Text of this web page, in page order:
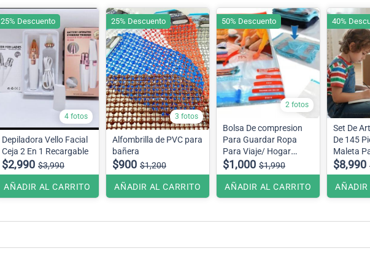
4 fotos
Depiladora Vello Facial
Ceja 2 En 1 Recargable
$2,990 $3,990
AÑADIR AL CARRITO
25% Descuento
3 fotos
Alfombrilla de PVC para
bañera
$900 $1,200
AÑADIR AL CARRITO
25% Descuento
2 fotos
Bolsa De compresion
Para Guardar Ropa
Para Viaje/ Hogar
70x110cm
$1,000 $1,990
AÑADIR AL CARRITO
50% Descuento
Set De
De 145
Maleta
envía
$8,990
AÑADIR
40%